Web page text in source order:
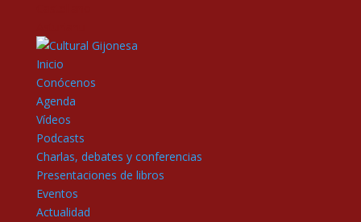
Inicio
Conócenos
Agenda
Vídeos
Podcasts
Charlas, debates y conferencias
Presentaciones de libros
Eventos
Actualidad